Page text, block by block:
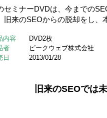
セミナーDVDは、今までの
旧来のSEOからの脱却をし、
内容
DVD2枚
者
ピークウェブ株式会社
日
2013/01/28
旧来のSEOでは